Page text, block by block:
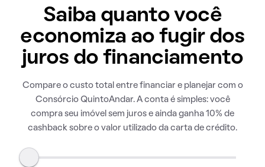
Saiba quanto você
economiza ao fugir dos
juros do financiamento
Compare o custo total entre financiar e planejar com o
Consórcio QuintoAndar. A conta é simples: você
compra seu imóvel sem juros e ainda ganha 10% de
cashback sobre o valor utilizado da carta de crédito.